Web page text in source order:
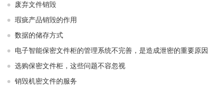
废弃文件销毁
瑕疵产品销毁的作用
数据的储存方式
电子智能保密文件柜的管理系统不完善，是造成泄密的重要原因
选购保密文件柜，这些问题不容忽视
销毁机密文件的服务